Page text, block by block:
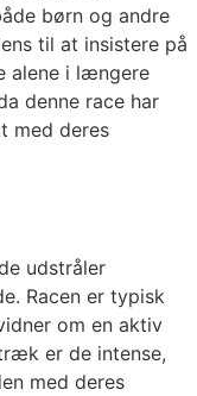
børn og andre
til at insistere på
alene i længere
denne race har
med deres
udstråler
Racen er typisk
om en aktiv
er de intense,
med deres